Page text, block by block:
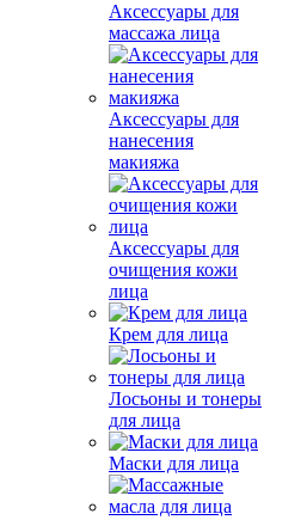
Аксессуары для
массажа лица
Аксессуары для
нанесения
макияжа
Аксессуары для
очищения кожи
лица
Крем для лица
Лосьоны и тонеры
для лица
Маски для лица